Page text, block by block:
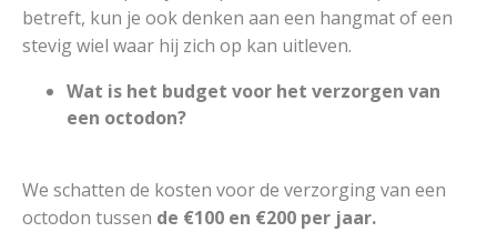
betreft, kun je ook denken aan een hangmat of een
stevig wiel waar hij zich op kan uitleven.
Wat is het budget voor het verzorgen van
een octodon?
We schatten de kosten voor de verzorging van een
octodon tussen de €100 en €200 per jaar.